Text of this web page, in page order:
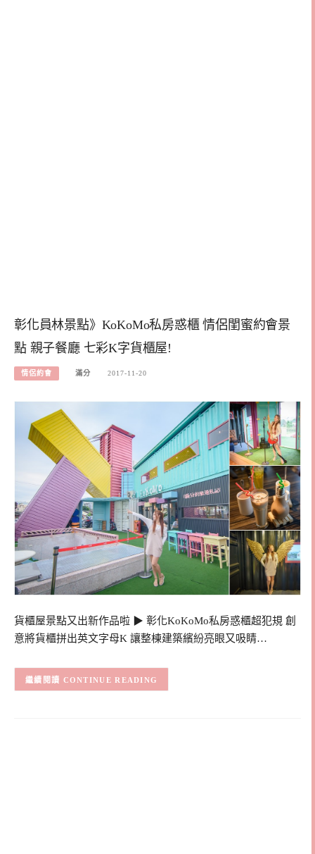
彰化員林景點》KoKoMo私房惑櫃 情侶閨蜜約會景
點 親子餐廳 七彩K字貨櫃屋!
情侶約會 滿分 2017-11-20
貨櫃屋景點又出新作品啦 ▶ 彰化KoKoMo私房惑櫃超犯規 創
意將貨櫃拼出英文字母K 讓整棟建築繽紛亮眼又吸睛…
CONTINUE READING